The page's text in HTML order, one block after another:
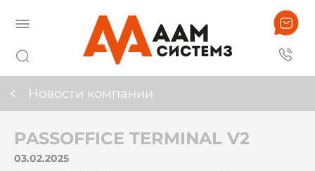
Новости компании
PASSOFFICE TERMINAL V2
03.02.2025